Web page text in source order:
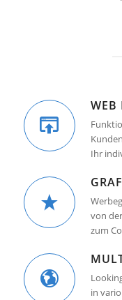
WEB
Ihr
von
zum
in